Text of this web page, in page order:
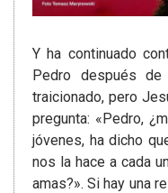
Y ha continuado
Pedro después
traicionado, pero
pregunta: «Pedro,
jóvenes, ha dicho
nos la hace a cada
amas?». Si hay una